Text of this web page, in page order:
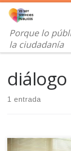
Saltar al contenido
Porque lo
la ciudadanía
diálogo
1 entrada